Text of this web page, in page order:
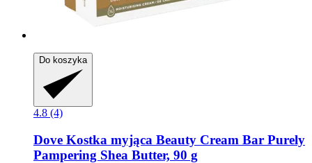
Do koszyka
4.8 (4)
Dove Kostka myjąca Beauty Cream Bar Purely
Pampering Shea Butter, 90 g